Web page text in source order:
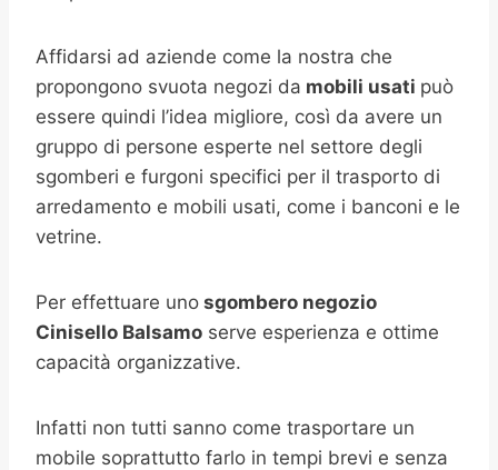
Affidarsi ad aziende come la nostra che
propongono svuota negozi da mobili usati può
essere quindi l’idea migliore, così da avere un
gruppo di persone esperte nel settore degli
sgomberi e furgoni specifici per il trasporto di
arredamento e mobili usati, come i banconi e le
vetrine.
Per effettuare uno sgombero negozio
Cinisello Balsamo serve esperienza e ottime
capacità organizzative.
Infatti non tutti sanno come trasportare un
mobile soprattutto farlo in tempi brevi e senza